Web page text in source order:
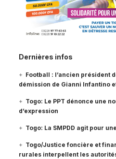
Dernières infos
Football : l’ancien président
démission de Gianni Infantino
Togo: Le PPT dénonce une
d’expression
Togo: La SMPDD agit pour
Togo/Justice foncière et
rurales interpellent les